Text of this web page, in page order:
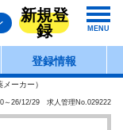
新規登
録
MENU
登録情報
ーカー）
～26/12/29 求人管理No.029222